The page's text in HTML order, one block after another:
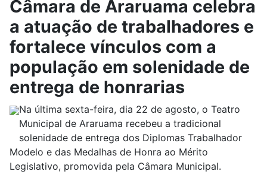
Câmara de Araruama celebra
a atuação de trabalhadores e
fortalece vínculos com a
população em solenidade de
entrega de honrarias
Na última sexta-feira, dia 22 de agosto, o Teatro
Municipal de Araruama recebeu a tradicional
solenidade de entrega dos Diplomas Trabalhador
Modelo e das Medalhas de Honra ao Mérito
Legislativo, promovida pela Câmara Municipal.